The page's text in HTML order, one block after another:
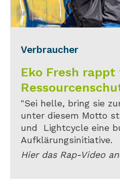
Verbraucher
Eko Fresh
"Sei helle, bring sie
unter diesem Motto
und Lightcycle eine
Aufklärungsinitiative.
Hier das Rap-Video